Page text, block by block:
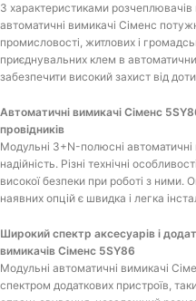
З характеристиками
автоматичні вимикачі Сіменс
промисловості, житлових і
приєднувальних клем в
забезпечити високий захист від
Автоматичні вимикачі Сіменс
провідників
Модульні 3+N-полюсні автоматичні
надійність. Різні технічні
високої безпеки при роботі з
наявних опцій є швидка і легка
Широкий спектр аксесуарів і
вимикачів Сіменс 5SY86
Модульні автоматичні вимикачі
спектром додаткових пристроїв,